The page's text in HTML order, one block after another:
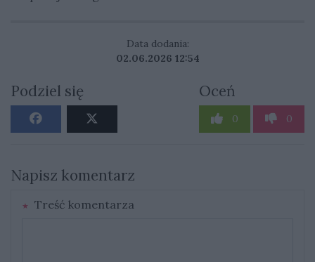
Data dodania:
02.06.2026 12:54
Podziel się Oceń
0 0
Napisz komentarz
Treść komentarza